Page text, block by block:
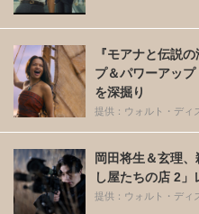
『モアナと伝説
プ＆パワーアッ
を深掘り
提供：ウォルト・ディ
岡田将生＆玄理
し屋たちの店 2」
提供：ウォルト・ディ